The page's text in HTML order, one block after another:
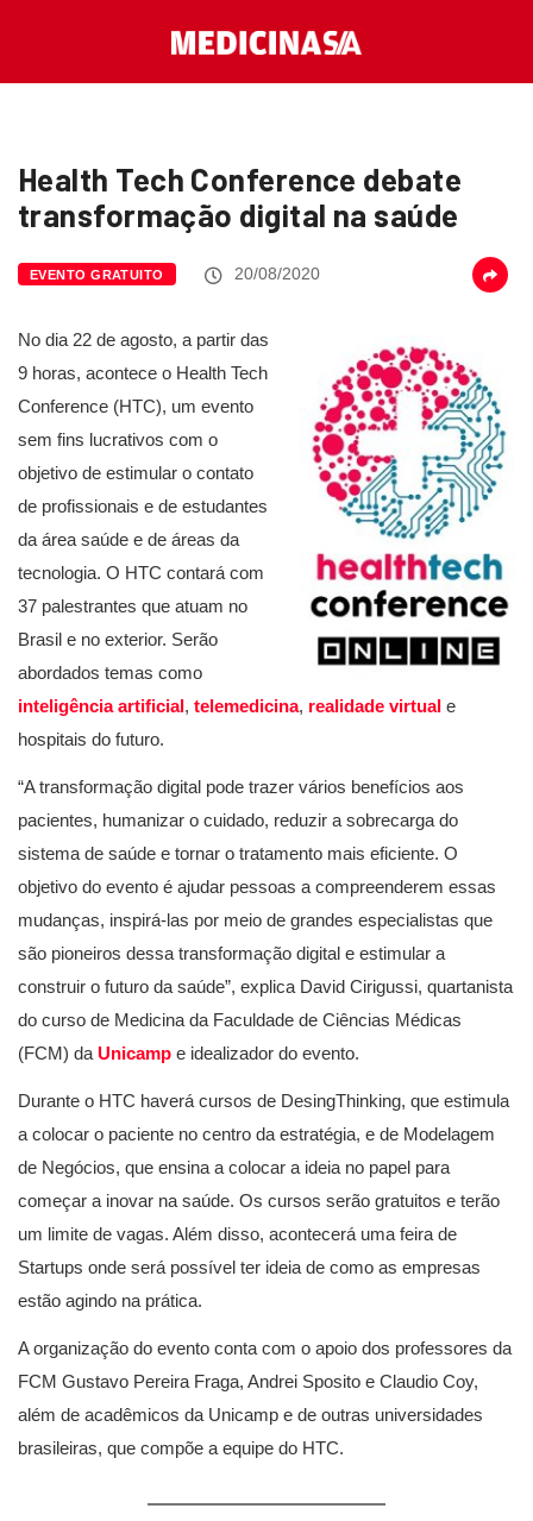
Health Tech Conference debate
transformação digital na saúde
EVENTO GRATUITO 20/08/2020
No dia 22 de agosto, a partir das
9 horas, acontece o Health Tech
Conference (HTC), um evento
sem fins lucrativos com o
objetivo de estimular o contato
de profissionais e de estudantes
da área saúde e de áreas da
tecnologia. O HTC contará com
37 palestrantes que atuam no
Brasil e no exterior. Serão
abordados temas como
inteligência artificial, telemedicina, realidade virtual e
hospitais do futuro.
“A transformação digital pode trazer vários benefícios aos
pacientes, humanizar o cuidado, reduzir a sobrecarga do
sistema de saúde e tornar o tratamento mais eficiente. O
objetivo do evento é ajudar pessoas a compreenderem essas
mudanças, inspirá-las por meio de grandes especialistas que
são pioneiros dessa transformação digital e estimular a
construir o futuro da saúde”, explica David Cirigussi, quartanista
do curso de Medicina da Faculdade de Ciências Médicas
(FCM) da Unicamp e idealizador do evento.
Durante o HTC haverá cursos de DesingThinking, que estimula
a colocar o paciente no centro da estratégia, e de Modelagem
de Negócios, que ensina a colocar a ideia no papel para
começar a inovar na saúde. Os cursos serão gratuitos e terão
um limite de vagas. Além disso, acontecerá uma feira de
Startups onde será possível ter ideia de como as empresas
estão agindo na prática.
A organização do evento conta com o apoio dos professores da
FCM Gustavo Pereira Fraga, Andrei Sposito e Claudio Coy,
além de acadêmicos da Unicamp e de outras universidades
brasileiras, que compõe a equipe do HTC.